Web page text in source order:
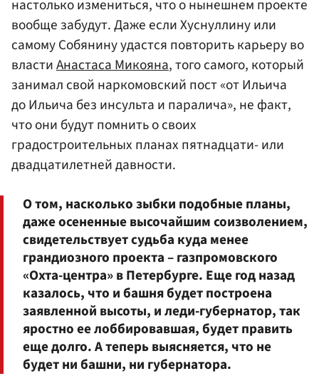
настолько измениться, что о нынешнем проекте
вообще забудут. Даже если Хуснуллину или
самому Собянину удастся повторить карьеру во
властиАнастаса Микояна, того самого, который
занимал свой наркомовский пост «от Ильича
до Ильича без инсульта и паралича», не факт,
что они будут помнить о своих
градостроительных планах пятнадцати- или
двадцатилетней давности.
О том, насколько зыбки подобные планы,
даже осененные высочайшим соизволением,
свидетельствует судьба куда менее
грандиозного проекта – газпромовского
«Охта-центра» в Петербурге. Еще год назад
казалось, что и башня будет построена
заявленной высоты, и леди-губернатор, так
яростно ее лоббировавшая, будет править
еще долго. А теперь выясняется, что не
будет ни башни, ни губернатора.